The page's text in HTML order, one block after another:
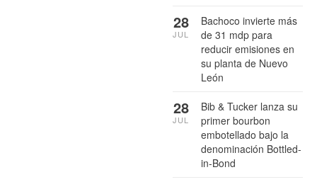
Bachoco invierte más
de 31 mdp para
reducir emisiones en
su planta de Nuevo
León
28
JUL
Bib & Tucker lanza su
primer bourbon
embotellado bajo la
denominación Bottled-
in-Bond
28
JUL